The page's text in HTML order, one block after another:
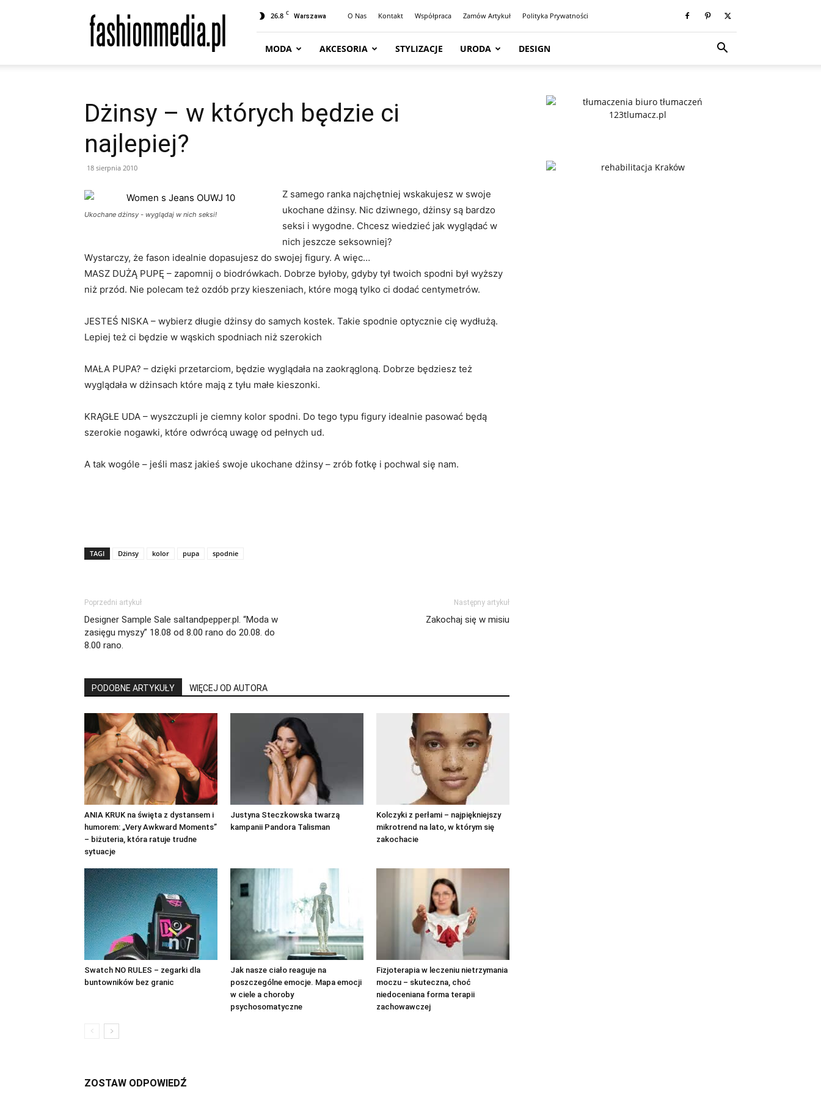
Moda
Trendy
|
Design
26.8 C Warszawa O Nas Kontakt Współpraca Zamów Artykuł Polityka Prywatności
MODA AKCESORIA STYLIZACJE URODA DESIGN
Dżinsy – w których będzie ci
najlepiej?
18 sierpnia 2010
Ukochane dżinsy - wyglądaj w nich seksi!
Z samego ranka najchętniej wskakujesz w swoje
ukochane dżinsy. Nic dziwnego, dżinsy są bardzo
seksi i wygodne. Chcesz wiedzieć jak wyglądać w
nich jeszcze seksowniej?
Wystarczy, że fason idealnie dopasujesz do swojej figury. A więc…
MASZ DUŻĄ PUPĘ – zapomnij o biodrówkach. Dobrze byłoby, gdyby tył twoich spodni był wyższy
niż przód. Nie polecam też ozdób przy kieszeniach, które mogą tylko ci dodać centymetrów.
JESTEŚ NISKA – wybierz długie dżinsy do samych kostek. Takie spodnie optycznie cię wydłużą.
Lepiej też ci będzie w wąskich spodniach niż szerokich
MAŁA PUPA? – dzięki przetarciom, będzie wyglądała na zaokrągloną. Dobrze będziesz też
wyglądała w dżinsach które mają z tyłu małe kieszonki.
KRĄGŁE UDA – wyszczupli je ciemny kolor spodni. Do tego typu figury idealnie pasować będą
szerokie nogawki, które odwrócą uwagę od pełnych ud.
A tak wogóle – jeśli masz jakieś swoje ukochane dżinsy – zrób fotkę i pochwal się nam.
TAGI Dżinsy kolor pupa spodnie
Poprzedni artykuł
Designer Sample Sale saltandpepper.pl. “Moda w
zasięgu myszy” 18.08 od 8.00 rano do 20.08. do
8.00 rano.
Następny artykuł
Zakochaj się w misiu
PODOBNE ARTYKUŁY WIĘCEJ OD AUTORA
ANIA KRUK na święta z dystansem i
humorem: „Very Awkward Moments”
– biżuteria, która ratuje trudne
sytuacje
Justyna Steczkowska twarzą
kampanii Pandora Talisman
Kolczyki z perłami – najpiękniejszy
mikrotrend na lato, w którym się
zakochacie
Swatch NO RULES – zegarki dla
buntowników bez granic
Jak nasze ciało reaguje na
poszczególne emocje. Mapa emocji
w ciele a choroby
psychosomatyczne
Fizjoterapia w leczeniu nietrzymania
moczu – skuteczna, choć
niedoceniana forma terapii
zachowawczej
ZOSTAW ODPOWIEDŹ